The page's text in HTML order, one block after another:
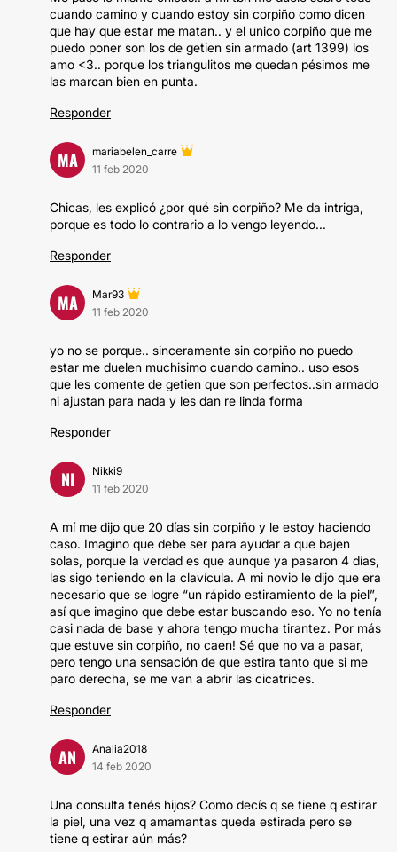
cuando camino y cuando estoy sin corpiño como dicen
que hay que estar me matan.. y el unico corpiño que me
puedo poner son los de getien sin armado (art 1399) los
amo <3.. porque los triangulitos me quedan pésimos me
las marcan bien en punta.
Responder
MA
mariabelen_carre
11 feb 2020
Chicas, les explicó ¿por qué sin corpiño? Me da intriga,
porque es todo lo contrario a lo vengo leyendo...
Responder
MA
Mar93
11 feb 2020
yo no se porque.. sinceramente sin corpiño no puedo
estar me duelen muchisimo cuando camino.. uso esos
que les comente de getien que son perfectos..sin armado
ni ajustan para nada y les dan re linda forma
Responder
NI
Nikki9
11 feb 2020
A mí me dijo que 20 días sin corpiño y le estoy haciendo
caso. Imagino que debe ser para ayudar a que bajen
solas, porque la verdad es que aunque ya pasaron 4 días,
las sigo teniendo en la clavícula. A mi novio le dijo que era
necesario que se logre “un rápido estiramiento de la piel”,
así que imagino que debe estar buscando eso. Yo no tenía
casi nada de base y ahora tengo mucha tirantez. Por más
que estuve sin corpiño, no caen! Sé que no va a pasar,
pero tengo una sensación de que estira tanto que si me
paro derecha, se me van a abrir las cicatrices.
Responder
AN
Analia2018
14 feb 2020
Una consulta tenés hijos? Como decís q se tiene q estirar
la piel, una vez q amamantas queda estirada pero se
tiene q estirar aún más?